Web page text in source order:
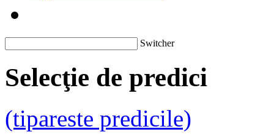
Switcher
Selecţie de predici
(tipareste predicile)